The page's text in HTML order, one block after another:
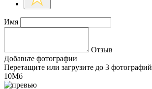
Имя
Отзыв
Добавьте фотографии
Перетащите или загрузите до 3 фотографий
10Мб